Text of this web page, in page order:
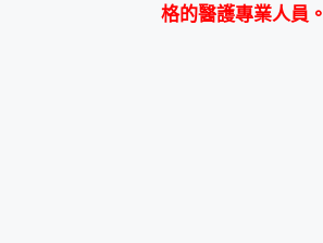
格的醫護專業人員。